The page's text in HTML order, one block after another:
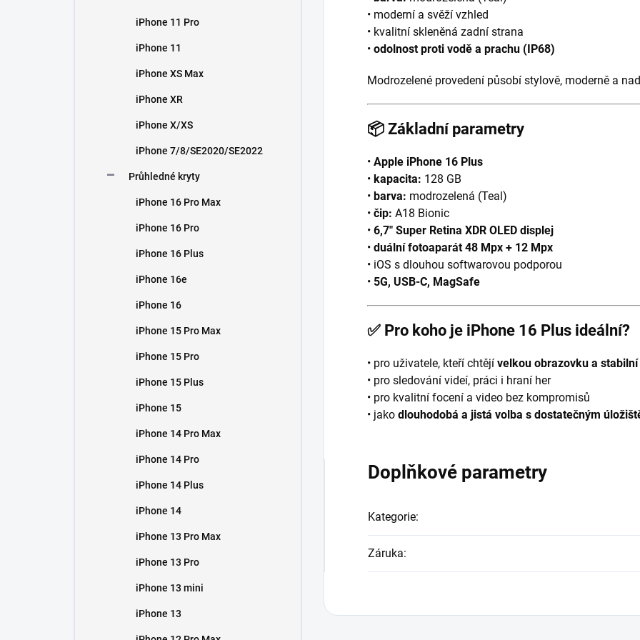
iPhone 11 Pro
iPhone 11
iPhone XS Max
iPhone XR
iPhone X/XS
iPhone 7/8/SE2020/SE2022
Průhledné kryty
iPhone 16 Pro Max
iPhone 16 Pro
iPhone 16 Plus
iPhone 16e
iPhone 16
iPhone 15 Pro Max
iPhone 15 Pro
iPhone 15 Plus
iPhone 15
iPhone 14 Pro Max
iPhone 14 Pro
iPhone 14 Plus
iPhone 14
iPhone 13 Pro Max
iPhone 13 Pro
iPhone 13 mini
iPhone 13
• moderní a svěží vzhled
• kvalitní skleněná zadní strana
• odolnost proti vodě a prachu (IP68)
Modrozelené provedení působí stylově, moderně a
📦 Základní parametry
• Apple iPhone 16 Plus
• kapacita: 128 GB
• barva: modrozelená (Teal)
• čip: A18 Bionic
• 6,7″ Super Retina XDR OLED displej
• duální fotoaparát 48 Mpx + 12 Mpx
• iOS s dlouhou softwarovou podporou
• 5G, USB-C, MagSafe
✅ Pro koho je iPhone 16 Plus ideální?
• pro uživatele, kteří chtějí velkou obrazovku a
• pro sledování videí, práci i hraní her
• pro kvalitní focení a video bez kompromisů
• jako dlouhodobá a jistá volba s dostatečným
Doplňkové parametry
Kategorie:
Záruka: